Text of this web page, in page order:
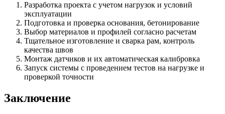
Разработка проекта с учетом нагрузок и условий
эксплуатации
Подготовка и проверка основания, бетонирование
Выбор материалов и профилей согласно расчетам
Тщательное изготовление и сварка рам, контроль
качества швов
Монтаж датчиков и их автоматическая калибровка
Запуск системы с проведением тестов на нагрузке и
проверкой точности
Заключение